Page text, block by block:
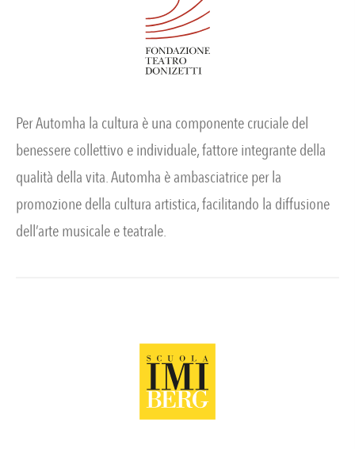
Per Automha la cultura è una componente cruciale del
benessere collettivo e individuale, fattore integrante della
qualità della vita. Automha è ambasciatrice per la
promozione della cultura artistica, facilitando la diffusione
dell’arte musicale e teatrale.